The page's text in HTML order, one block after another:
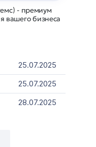
- премиум
вашего бизнеса
25.07.2025
25.07.2025
28.07.2025